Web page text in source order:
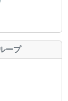
ープ